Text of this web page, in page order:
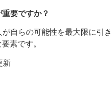
要ですか？
自らの可能性を最大限に引
素です。
新